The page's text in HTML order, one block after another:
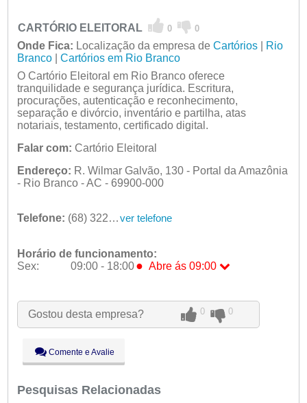
CARTÓRIO ELEITORAL 0 0
Onde Fica: Localização da empresa de Cartórios|
Rio
Branco| Cartórios em Rio Branco
O Cartório Eleitoral em Rio Branco oferece
tranquilidade e segurança jurídica. Escritura,
procurações, autenticação e reconhecimento,
separação e divórcio, inventário e partilha, atas
notariais, testamento, certificado digital.
Falar com: Cartório Eleitoral
Endereço: R. Wilmar Galvão, 130 - Portal da Amazônia
- Rio Branco - AC - 69900-000
Telefone: (68) 3227-2556 ver telefone
Horário de funcionamento:
Sex:
09:00 - 18:00 ● Abre ás 09:00
Ter:
09:00 - 18:00
Qua:
09:00 - 18:00
Sex:
09:00 - 18:00
Sáb:
Fechado
Dom:
Fechado
Gostou desta empresa? 0 0
Comente e Avalie
Pesquisas Relacionadas